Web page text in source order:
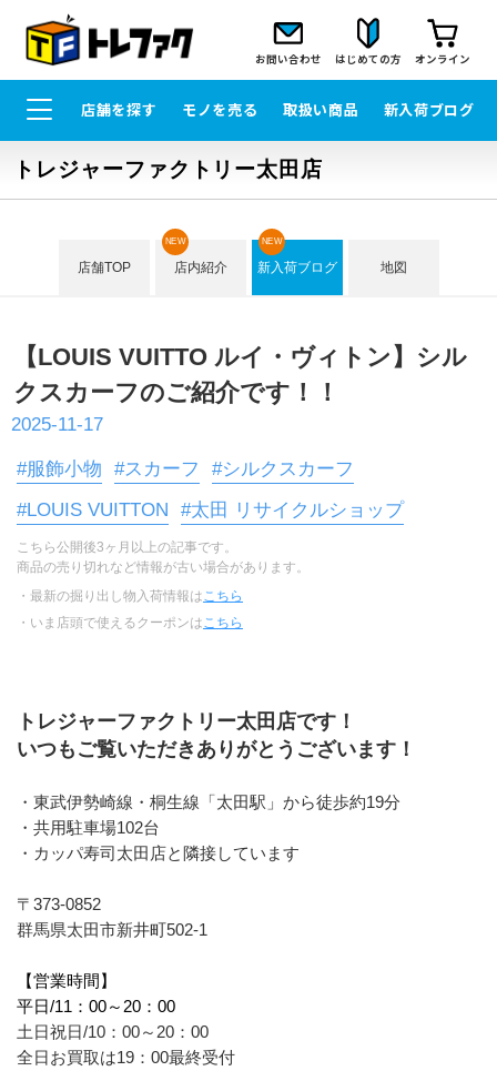
お問い合わせ はじめての方 オンライン
店舗を探す モノを売る 取扱い商品 新入荷ブログ
トレジャーファクトリー太田店
店舗TOP 店内紹介
NEW
新入荷ブログ
NEW
地図
【LOUIS VUITTO ルイ・ヴィトン】シル
クスカーフのご紹介です！！
2025-11-17
#服飾小物 #スカーフ
#シルクスカーフ
#LOUIS VUITTON
#太田 リサイクルショップ
こちら公開後3ヶ月以上の記事です。
商品の売り切れなど情報が古い場合があります。
・最新の掘り出し物入荷情報は こちら
・いま店頭で使えるクーポンは こちら
トレジャーファクトリー太田店です！
いつもご覧いただきありがとうございます！
・東武伊勢崎線・桐生線「太田駅」から徒歩約19分
・共用駐車場102台
・カッパ寿司太田店と隣接しています
〒373-0852
群馬県太田市新井町502-1
【営業時間】
平日/11：00～20：00
土日祝日/10：00～20：00
全日お買取は19：00最終受付